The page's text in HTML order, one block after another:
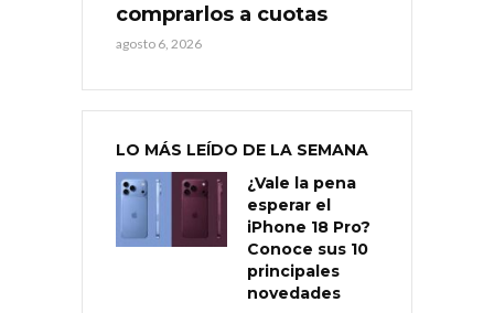
comprarlos a cuotas
agosto 6, 2026
LO MÁS LEÍDO DE LA SEMANA
¿Vale la pena
esperar el
iPhone 18 Pro?
Conoce sus 10
principales
novedades